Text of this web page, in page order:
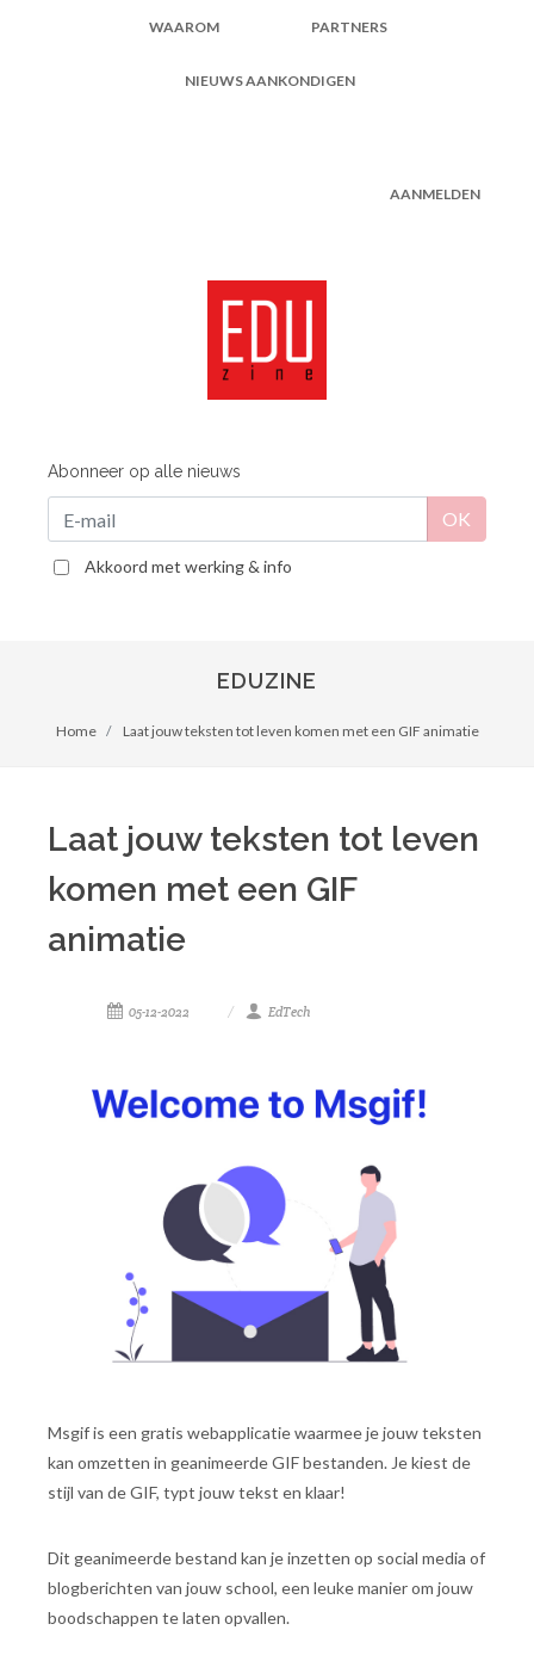
WAAROM PARTNERS
NIEUWS AANKONDIGEN
AANMELDEN
Abonneer op alle nieuws
Akkoord met werking & info
EDUZINE
Home Laat jouw teksten tot leven komen met een GIF animatie
Laat jouw teksten tot leven
komen met een GIF
animatie
05-12-2022 EdTech
Msgif is een gratis webapplicatie waarmee je jouw teksten
kan omzetten in geanimeerde GIF bestanden. Je kiest de
stijl van de GIF, typt jouw tekst en klaar!
Dit geanimeerde bestand kan je inzetten op social media of
blogberichten van jouw school, een leuke manier om jouw
boodschappen te laten opvallen.